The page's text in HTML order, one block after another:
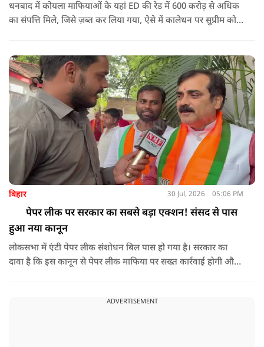
धनबाद में कोयला माफियाओं के यहां ED की रेड में 600 करोड़ से अधिक
का संपत्ति मिले, जिसे ज़ब्त कर लिया गया, ऐसे में कालेधन पर सुप्रीम कोर्ट
बिहार 30 Jul, 2026 05:06 PM
पेपर लीक पर सरकार का सबसे बड़ा एक्शन! संसद से पास
हुआ नया कानून
लोकसभा में एंटी पेपर लीक संशोधन बिल पास हो गया है। सरकार का
दावा है कि इस कानून से पेपर लीक माफिया पर सख्त कार्रवाई होगी और
लीक रुकेगा या अभी भी कई चुनौतियां बाकी हैं?
ADVERTISEMENT